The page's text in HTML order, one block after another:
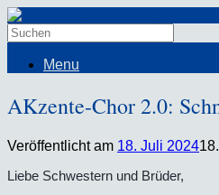
Menu
AKzente-Chor 2.0:
Veröffentlicht am 18. Juli 2024
Liebe Schwestern und Brüder,